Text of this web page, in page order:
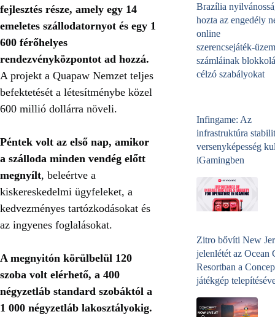
fejlesztés része, amely egy 14
emeletes szállodatornyot és egy 1
600 férőhelyes
rendezvényközpontot ad hozzá.
A projekt a Quapaw Nemzet teljes
befektetését a létesítménybe közel
600 millió dollárra növeli.
Péntek volt az első nap, amikor
a szálloda minden vendég előtt
megnyílt, beleértve a
kiskereskedelmi ügyfeleket, a
kedvezményes tartózkodásokat és
az ingyenes foglalásokat.
A megnyitón körülbelül 120
szoba volt elérhető, a 400
négyzetláb standard szobáktól a
1 000 négyzetláb lakosztályokig.
Brazília
hozta az engedély
online
számláinak
célzó szabályokat
Infingame: Az
infrastruktúra
versenyképesség
iGamingben
Zitro bővíti New
jelenlétét az Ocean
Resortban a
játékgép